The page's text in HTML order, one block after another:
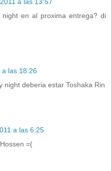
en al proxima entrega? di
las 18:26
night deberia estar Toshaka Rin
a las 6:25
=(